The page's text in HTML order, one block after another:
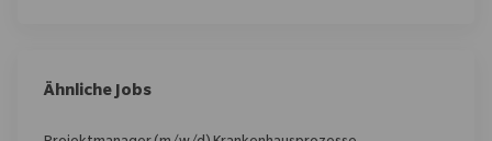
Ähnliche Jobs